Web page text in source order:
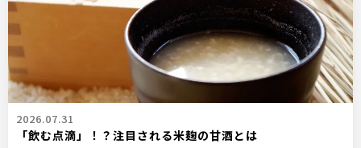
2026.07.31
「飲む点滴」！？注目される米麹の甘酒とは